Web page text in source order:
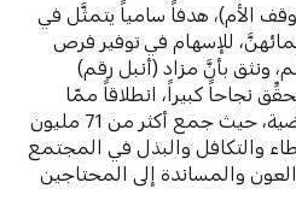
الأم)، هدفاً سامياً يتمثَّل في
للإسهام في توفير فرص
ونثق بأنَّ مزاد (أنبل رقم)
نجاحاً كبيراً، انطلاقاً ممّا
حقَّقه المزاد في نسخته الماضية، حيث جمع أكثر من 71 مليون
والتكافل والبذل في المجتمع
والمساندة إلى المحتاجين